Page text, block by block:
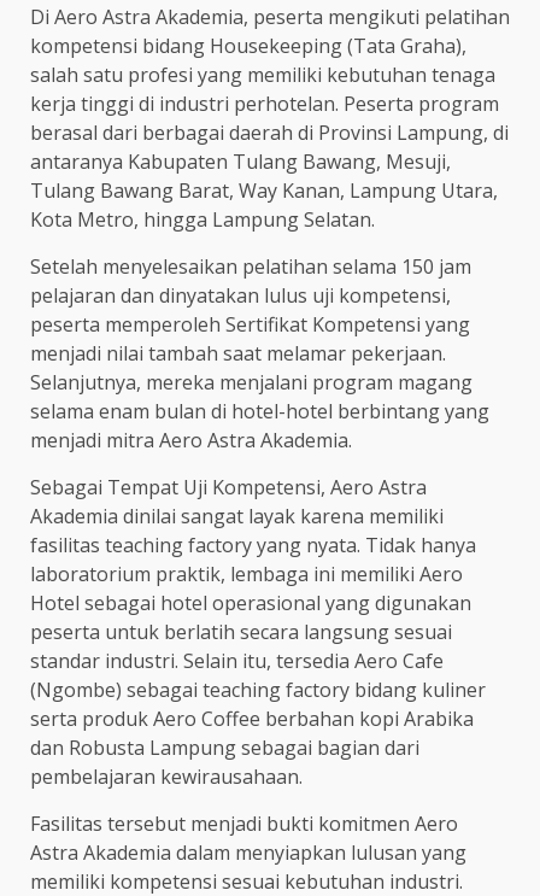
Di Aero Astra Akademia, peserta mengikuti pelatihan
kompetensi bidang Housekeeping (Tata Graha),
salah satu profesi yang memiliki kebutuhan tenaga
kerja tinggi di industri perhotelan. Peserta program
berasal dari berbagai daerah di Provinsi Lampung, di
antaranya Kabupaten Tulang Bawang, Mesuji,
Tulang Bawang Barat, Way Kanan, Lampung Utara,
Kota Metro, hingga Lampung Selatan.
Setelah menyelesaikan pelatihan selama 150 jam
pelajaran dan dinyatakan lulus uji kompetensi,
peserta memperoleh Sertifikat Kompetensi yang
menjadi nilai tambah saat melamar pekerjaan.
Selanjutnya, mereka menjalani program magang
selama enam bulan di hotel-hotel berbintang yang
menjadi mitra Aero Astra Akademia.
Sebagai Tempat Uji Kompetensi, Aero Astra
Akademia dinilai sangat layak karena memiliki
fasilitas teaching factory yang nyata. Tidak hanya
laboratorium praktik, lembaga ini memiliki Aero
Hotel sebagai hotel operasional yang digunakan
peserta untuk berlatih secara langsung sesuai
standar industri. Selain itu, tersedia Aero Cafe
(Ngombe) sebagai teaching factory bidang kuliner
serta produk Aero Coffee berbahan kopi Arabika
dan Robusta Lampung sebagai bagian dari
pembelajaran kewirausahaan.
Fasilitas tersebut menjadi bukti komitmen Aero
Astra Akademia dalam menyiapkan lulusan yang
memiliki kompetensi sesuai kebutuhan industri.